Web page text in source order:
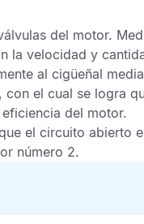
del motor.
la velocidad y
al cigüeñal
el cual se logra
del motor.
el circuito abierto
número 2.